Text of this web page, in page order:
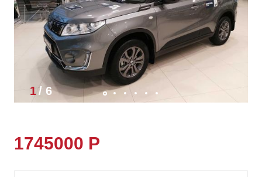
1/ 6
1745000 Р